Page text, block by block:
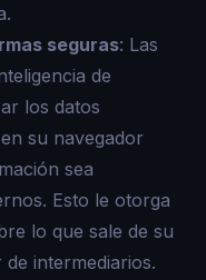
seguras: Las
de
los datos
su navegador
sea
Esto le otorga
lo que sale de su
intermediarios.